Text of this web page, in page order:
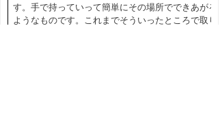
す。手で持っていって簡単にその場所でできあがる
ようなものです。これまでそういったところで取り